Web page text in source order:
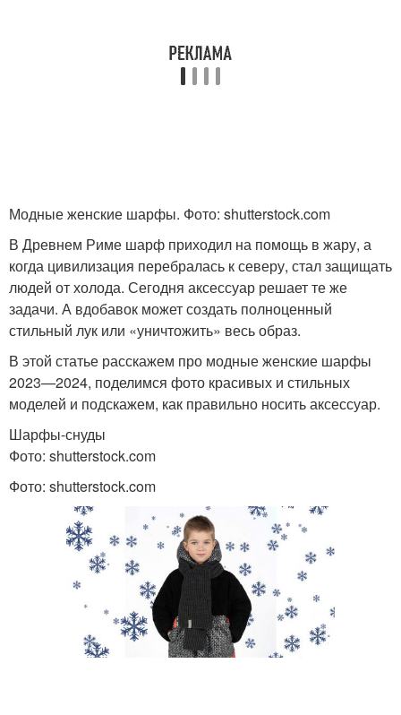
шарфа
Узор с косами
Резинка для детского
Модные женские шарфы. Фото: shutterstock.com
В Древнем Риме шарф приходил на помощь в жару, а
когда цивилизация перебралась к северу, стал защищать
людей от холода. Сегодня аксессуар решает те же
задачи. А вдобавок может создать полноценный
стильный лук или «уничтожить» весь образ.
В этой статье расскажем про модные женские шарфы
2023—2024, поделимся фото красивых и стильных
моделей и подскажем, как правильно носить аксессуар.
Шарфы-снуды
Фото: shutterstock.com
Фото: shutterstock.com